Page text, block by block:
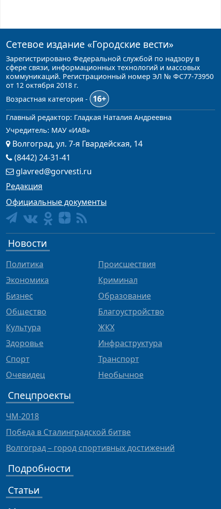
Сетевое издание «Городские вести»
Зарегистрировано Федеральной службой по надзору в
сфере связи, информационных технологий и массовых
коммуникаций. Регистрационный номер ЭЛ № ФС77-73950
от 12 октября 2018 г.
Возрастная категория -
16+
Главный редактор: Гладкая Наталия Андреевна
Учредитель: МАУ «ИАВ»
Волгоград, ул. 7-я Гвардейская, 14
(8442) 24-31-41
glavred@gorvesti.ru
Редакция
Официальные документы
Новости
Политика
Экономика
Бизнес
Общество
Культура
Здоровье
Спорт
Очевидец
Происшествия
Криминал
Образование
Благоустройство
ЖКХ
Инфраструктура
Транспорт
Необычное
Спецпроекты
ЧМ-2018
Победа в Сталинградской битве
Волгоград – город спортивных достижений
Подробности
Статьи